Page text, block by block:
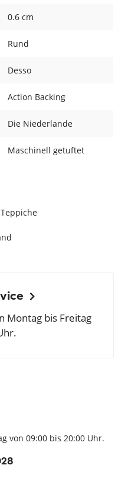
Montag bis Freitag
0.6 cm
Rund
Desso
Action Backing
Die Niederlande
Maschinell getuftet
von 09:00 bis 20:00 Uhr.